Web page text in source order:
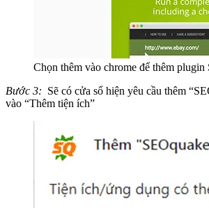
Chọn thêm vào chrome để thêm
Bước 3: Sẽ có cửa sổ hiện yêu cầu thêm
vào “Thêm tiện ích”